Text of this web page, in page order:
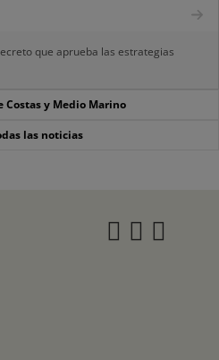
que aprueba las estrategias
Costas y Medio Marino
las noticias